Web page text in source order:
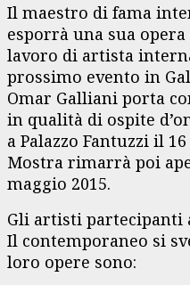
Il maestro di fama
esporrà una sua
lavoro di artista
prossimo evento in
Omar Galliani porta
in qualità di ospite
a Palazzo Fantuzzi il
Mostra rimarrà poi
maggio 2015.
Gli artisti partecipanti
Il contemporaneo si
loro opere sono: